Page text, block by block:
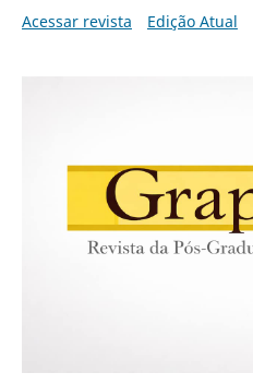
Acessar revista
Edição Atual